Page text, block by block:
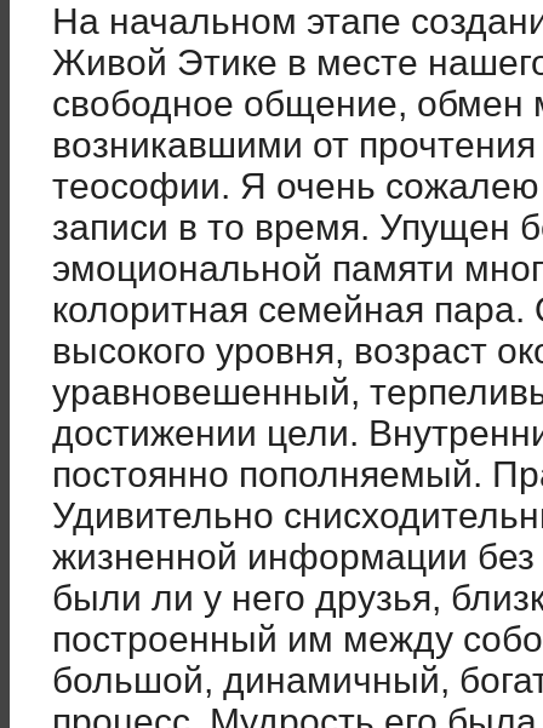
На начальном этапе
Живой Этике в месте
свободное общение, обмен
возникавшими от
теософии. Я очень сожалею
записи в то время. Упущен
эмоциональной памяти
колоритная семейная
высокого уровня, возраст
уравновешенный,
достижении цели.
постоянно пополняемый.
Удивительно
жизненной информации
были ли у него друзья,
построенный им между
большой, динамичный,